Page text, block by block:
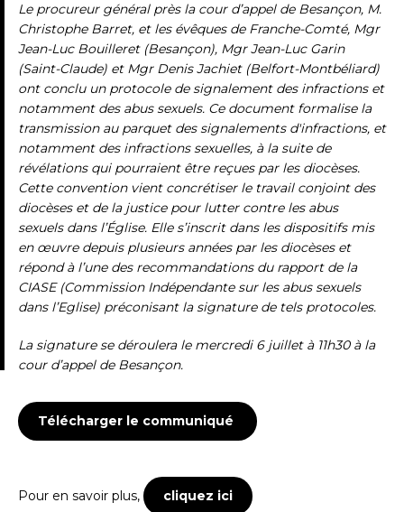
Le procureur général près la cour d’appel de Besançon, M.
Christophe Barret, et les évêques de Franche-Comté, Mgr
Jean-Luc Bouilleret (Besançon), Mgr Jean-Luc Garin
(Saint-Claude) et Mgr Denis Jachiet (Belfort-Montbéliard)
ont conclu un protocole de signalement des infractions et
notamment des abus sexuels. Ce document formalise la
transmission au parquet des signalements d'infractions, et
notamment des infractions sexuelles, à la suite de
révélations qui pourraient être reçues par les diocèses.
Cette convention vient concrétiser le travail conjoint des
diocèses et de la justice pour lutter contre les abus
sexuels dans l’Église. Elle s’inscrit dans les dispositifs mis
en œuvre depuis plusieurs années par les diocèses et
répond à l’une des recommandations du rapport de la
CIASE (Commission Indépendante sur les abus sexuels
dans l’Eglise) préconisant la signature de tels protocoles.
La signature se déroulera le mercredi 6 juillet à 11h30 à la
cour d’appel de Besançon.
Télécharger le communiqué
Pour en savoir plus, cliquez ici